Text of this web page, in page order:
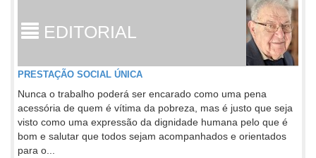
EDITORIAL
PRESTAÇÃO SOCIAL ÚNICA
Nunca o trabalho poderá ser encarado como uma pena
acessória de quem é vítima da pobreza, mas é justo que seja
visto como uma expressão da dignidade humana pelo que é
bom e salutar que todos sejam acompanhados e orientados
para o...